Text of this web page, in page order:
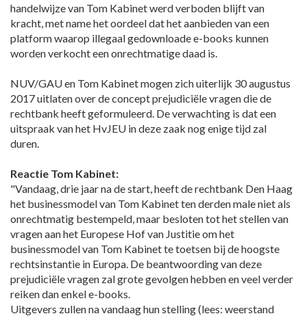
handelwijze van Tom Kabinet werd verboden blijft van
kracht, met name het oordeel dat het aanbieden van een
platform waarop illegaal gedownloade e-books kunnen
worden verkocht een onrechtmatige daad is.
NUV/GAU en Tom Kabinet mogen zich uiterlijk 30 augustus
2017 uitlaten over de concept prejudiciële vragen die de
rechtbank heeft geformuleerd. De verwachting is dat een
uitspraak van het HvJEU in deze zaak nog enige tijd zal
duren.
Reactie Tom Kabinet:
"Vandaag, drie jaar na de start, heeft de rechtbank Den Haag
het businessmodel van Tom Kabinet ten derden male niet als
onrechtmatig bestempeld, maar besloten tot het stellen van
vragen aan het Europese Hof van Justitie om het
businessmodel van Tom Kabinet te toetsen bij de hoogste
rechtsinstantie in Europa. De beantwoording van deze
prejudiciële vragen zal grote gevolgen hebben en veel verder
reiken dan enkel e-books.
Uitgevers zullen na vandaag hun stelling (lees: weerstand